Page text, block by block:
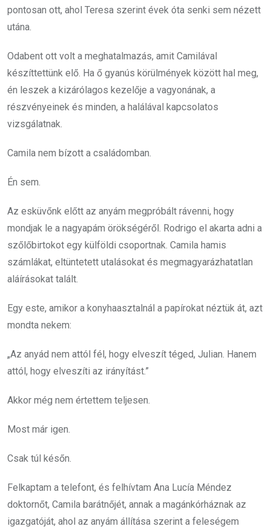
pontosan ott, ahol Teresa szerint évek óta senki sem nézett
utána.
Odabent ott volt a meghatalmazás, amit Camilával
készíttettünk elő. Ha ő gyanús körülmények között hal meg,
én leszek a kizárólagos kezelője a vagyonának, a
részvényeinek és minden, a halálával kapcsolatos
vizsgálatnak.
Camila nem bízott a családomban.
Én sem.
Az esküvőnk előtt az anyám megpróbált rávenni, hogy
mondjak le a nagyapám örökségéről. Rodrigo el akarta adni a
szőlőbirtokot egy külföldi csoportnak. Camila hamis
számlákat, eltüntetett utalásokat és megmagyarázhatatlan
aláírásokat talált.
Egy este, amikor a konyhaasztalnál a papírokat néztük át, azt
mondta nekem:
„Az anyád nem attól fél, hogy elveszít téged, Julian. Hanem
attól, hogy elveszíti az irányítást.”
Akkor még nem értettem teljesen.
Most már igen.
Csak túl későn.
Felkaptam a telefont, és felhívtam Ana Lucía Méndez
doktornőt, Camila barátnőjét, annak a magánkórháznak az
igazgatóját, ahol az anyám állítása szerint a feleségem